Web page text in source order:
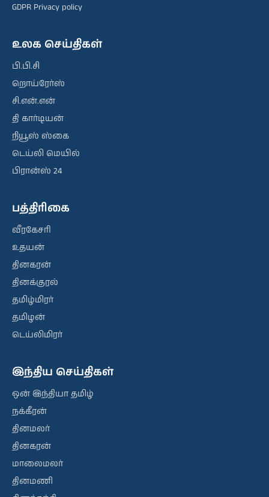
GDPR Privacy policy
உலக செய்திகள்
பி.பி.சி
றொய்ரேர்ஸ்
சி.என்.என்
தி கார்டியன்
நியூஸ் ஸ்கை
டெய்லி மெயில்
பிரான்ஸ் 24
பத்திரிகை
வீரகேசரி
உதயன்
தினகரன்
தினக்குரல்
தமிழ்மிரர்
தமிழன்
டெய்லிமிரர்
இந்திய செய்திகள்
ஒன் இந்தியா தமிழ்
நக்கீரன்
தினமலர்
தினகரன்
மாலைமலர்
தினமணி